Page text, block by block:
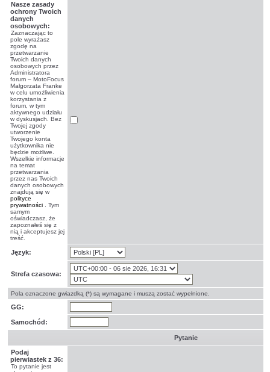
Nasze zasady
ochrony Twoich
danych
osobowych:
Zaznaczając to
pole wyrażasz
zgodę na
przetwarzanie
Twoich danych
osobowych przez
Administratora
forum – MotoFocus
Małgorzata Franke
w celu umożliwienia
korzystania z
forum, w tym
aktywnego udziału
w dyskusjach. Bez
Twojej zgody
utworzenie
Twojego konta
użytkownika nie
będzie możliwe.
Wszelkie informacje
na temat
przetwarzania
przez nas Twoich
danych osobowych
znajdują się w
polityce
prywatności . Tym
samym
oświadczasz, że
zapoznałeś się z
nią i akceptujesz jej
treść.
Język:
Strefa czasowa:
Pola oznaczone gwiazdką (*) są wymagane i muszą zostać wypełnione.
GG:
Samochód:
Pytanie
Podaj
pierwiastek z 36:
To pytanie jest